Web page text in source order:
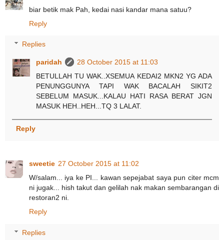
biar betik mak Pah, kedai nasi kandar mana satuu?
Reply
Replies
paridah
28 October 2015 at 11:03
BETULLAH TU WAK..XSEMUA KEDAI2 MKN2 YG ADA
PENUNGGUNYA TAPI WAK BACALAH SIKIT2
SEBELUM MASUK...KALAU HATI RASA BERAT JGN
MASUK HEH..HEH...TQ 3 LALAT.
Reply
sweetie 27 October 2015 at 11:02
W/salam... iya ke PI... kawan sepejabat saya pun citer mcm
ni jugak... hish takut dan gelilah nak makan sembarangan di
restoran2 ni.
Reply
Replies